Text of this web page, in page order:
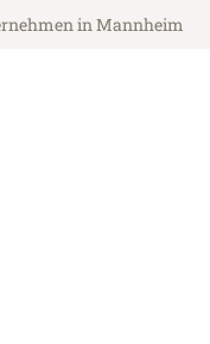
in Mannheim